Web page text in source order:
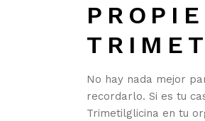
No hay nada mejor
recordarlo. Si es tu
Trimetilglicina en tu